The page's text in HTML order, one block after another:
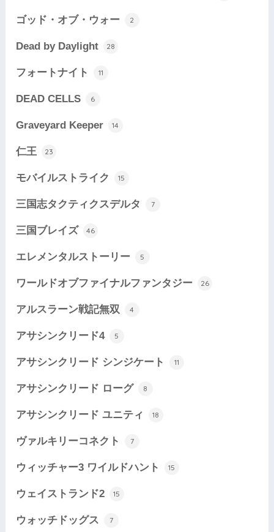
ゴッド・オブ・ウォー 2
Dead by Daylight 28
フォートナイト 11
DEAD CELLS 6
Graveyard Keeper 14
仁王 23
モバイルストライク 15
三国志タクティクスデルタ 7
三国ブレイズ 46
エレメンタルストーリー 5
ワールドオブファイナルファンタジー 26
アルスラーン戦記無双 4
アサシンクリード4 5
アサシンクリード シンジケート 11
アサシンクリード ローグ 8
アサシンクリード ユニティ 18
ヴァルキリーコネクト 7
ウィッチャー3 ワイルドハント 15
ウェイストランド2 15
ウォッチドッグス 7